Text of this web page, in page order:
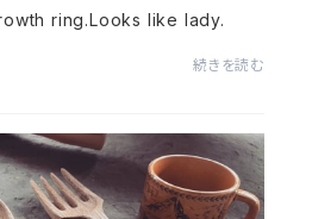
ring.Looks like lady.
続きを読む